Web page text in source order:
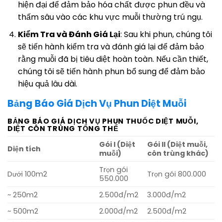
hiện đại để đảm bảo hóa chất được phun đều và
thấm sâu vào các khu vực muỗi thường trú ngụ.
Kiểm Tra và Đánh Giá Lại: Sau khi phun, chúng tôi
sẽ tiến hành kiểm tra và đánh giá lại để đảm bảo
rằng muỗi đã bị tiêu diệt hoàn toàn. Nếu cần thiết,
chúng tôi sẽ tiến hành phun bổ sung để đảm bảo
hiệu quả lâu dài.
Bảng Báo Giá Dịch Vụ Phun Diệt Muỗi
BẢNG BÁO GIÁ DỊCH VỤ PHUN THUỐC DIỆT MUỖI,
DIỆT CÔN TRÙNG TỔNG THỂ
Diện tích
Gói I (Diệt
muỗi)
Gói II (Diệt muỗi,
côn trùng khác)
Dưới 100m2
Trọn gói
550.000
Trọn gói 800.000
~ 250m2 2.500đ/m2
3.000đ/m2
~ 500m2
2.000đ/m2
2.500đ/m2